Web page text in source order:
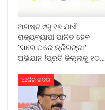
ଅଗଷ୍ଟ ୯ରୁ ୧୭ ଯାଏଁ
ରାଜ୍ୟବ୍ୟାପୀ ପାଳିତ ହେବ
‘ଘରେ ଘରେ ତ୍ରିରଙ୍ଗା’
ଅଭିଯାନ !ପ୍ରତି ଜିଲ୍ଲାକୁ ୧୦…
ଆଜିର ଖବର